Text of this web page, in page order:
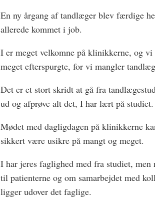
En ny årgang af tandlæger blev færdige
allerede kommet i job.
I er meget velkomne på klinikkerne, og
meget efterspurgte, for vi mangler
Det er et stort skridt at gå fra
ud og afprøve alt det, I har lært på studiet.
Mødet med dagligdagen på klinikkerne
sikkert være usikre på mangt og meget.
I har jeres faglighed med fra studiet,
til patienterne og om samarbejdet med
ligger udover det faglige.